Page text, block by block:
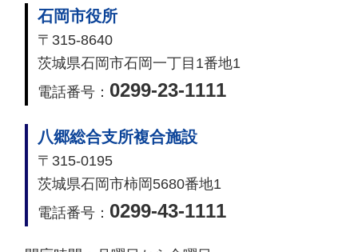
石岡市役所
〒315-8640
茨城県石岡市石岡一丁目1番地1
電話番号： 0299-23-1111
八郷総合支所複合施設
〒315-0195
茨城県石岡市柿岡5680番地1
電話番号： 0299-43-1111